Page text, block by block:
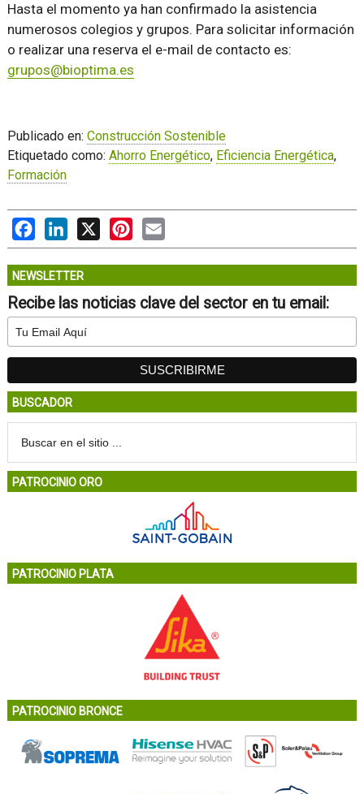
Hasta el momento ya han confirmado la asistencia
numerosos colegios y grupos. Para solicitar información
o realizar una reserva el e-mail de contacto es:
grupos@bioptima.es
Publicado en: Construcción Sostenible
Etiquetado como: Ahorro Energético, Eficiencia Energética,
Formación
FacebookLinkedIn
X PinterestEmail
NEWSLETTER
Recibe las noticias clave del sector en tu email:
BUSCADOR
PATROCINIO ORO
PATROCINIO PLATA
PATROCINIO BRONCE